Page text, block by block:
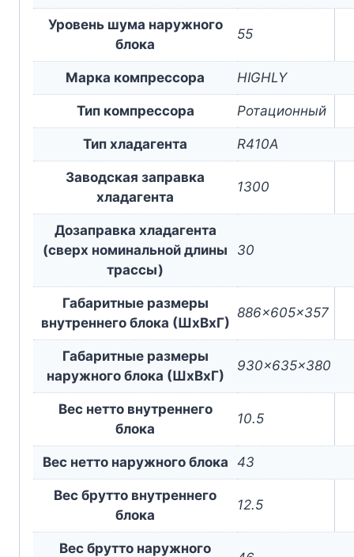
Уровень шума наружного
блока
55
Марка компрессора HIGHLY
Тип компрессора Ротационный
Тип хладагента R410A
Заводская заправка
хладагента
1300
Дозаправка хладагента
(сверх номинальной длины
трассы)
30
Габаритные размеры
внутреннего блока (ШxВxГ)
886x605x357
Габаритные размеры
наружного блока (ШxВxГ)
930x635x380
Вес нетто внутреннего
блока
10.5
Вес нетто наружного блока 43
Вес брутто внутреннего
блока
12.5
Вес брутто наружного